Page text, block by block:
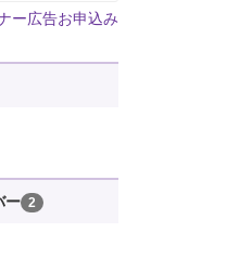
ー広告お申込み
ー 2